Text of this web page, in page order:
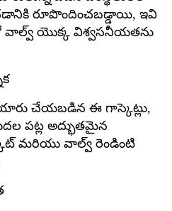
రూపొందించబడ్డాయి, ఇవి
వాల్వ్ యొక్క విశ్వసనీయతను
చేయబడిన ఈ గాస్కెట్లు,
పట్ల అద్భుతమైన
మరియు వాల్వ్ రెండింటి